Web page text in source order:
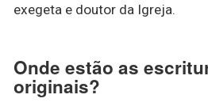
exegeta e doutor da Igreja.
Onde estão as
originais?